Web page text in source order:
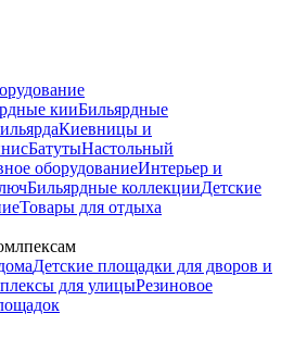
кииБильярдные
Киевницы и
БатутыНастольный
оборудованиеИнтерьер и
Бильярдные коллекцииДетские
Товары для отдыха
Детские площадки для дворов и
для улицыРезиновое